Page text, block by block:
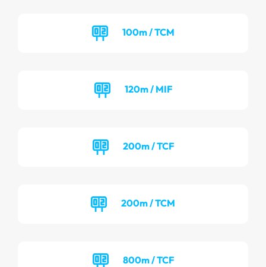
100m / TCM
120m / MIF
200m / TCF
200m / TCM
800m / TCF